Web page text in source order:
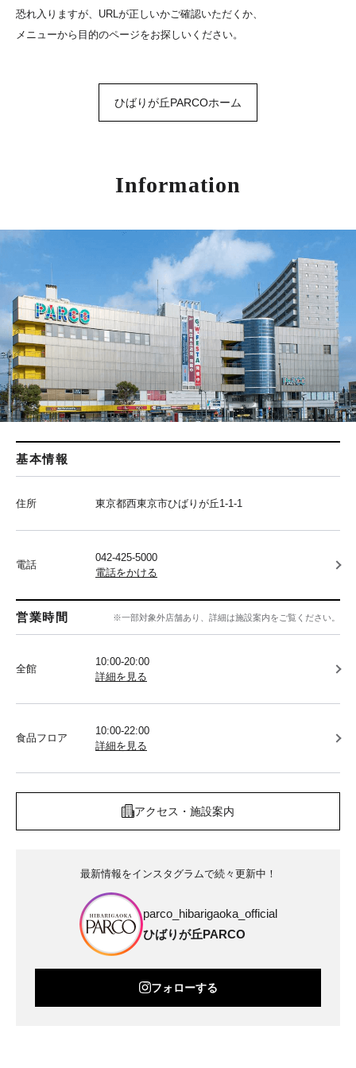
恐れ入りますが、URLが正しいかご確認いただくか、
メニューから目的のページをお探しいください。
ひばりが丘PARCOホーム
Information
基本情報
住所 東京都西東京市ひばりが丘1-1-1
電話
042-425-5000
電話をかける
営業時間 ※一部対象外店舗あり、詳細は施設案内をご覧ください。
全館
10:00-20:00
詳細を見る
食品フロア
10:00-22:00
詳細を見る
アクセス・施設案内
最新情報をインスタグラムで続々更新中！
parco_hibarigaoka_official
ひばりが丘PARCO
フォローする